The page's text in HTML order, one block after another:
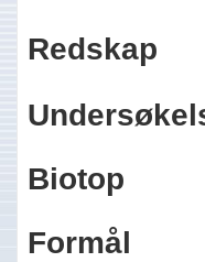
Redskap
Biotop
Formål